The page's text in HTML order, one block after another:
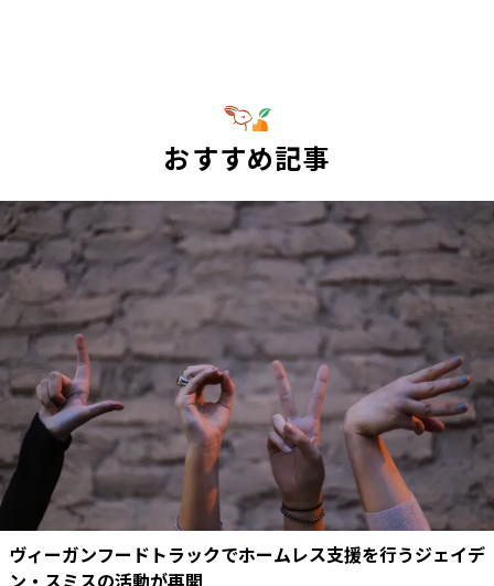
おすすめ記事
ヴィーガンフードトラックでホームレス支援を行うジェイデ